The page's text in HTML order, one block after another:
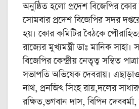
অনুষ্ঠিত হলো প্রদেশ বিজেপির কোর
সোমবার প্রদেশ বিজেপির সদর
হয়। কোর কমিটির বৈঠকে
রাজ্যের মুখ্যমন্ত্রী ডাঃ মানিক সাহা।
বিজেপির কেন্দ্রীয় নেতৃত্ব সম্বিত
সভাপতি অভিষেক দেবরায়।
নাথ, প্রনজিৎ সিংহ রায়,দলের
রক্ষিত,ভগবান দাস, বিপিন দেববর্মা,